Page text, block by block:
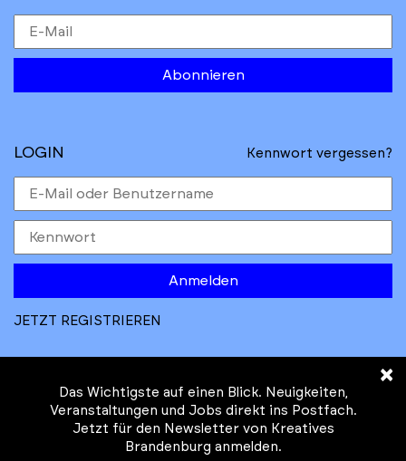
Abonnieren
LOGIN Kennwort vergessen?
Anmelden
JETZT REGISTRIEREN
© Kreatives Brandenburg im Auftrag des
×
Das Wichtigste auf einen Blick. Neuigkeiten,
Veranstaltungen und Jobs direkt ins Postfach.
Jetzt für den Newsletter von Kreatives
Brandenburg anmelden.